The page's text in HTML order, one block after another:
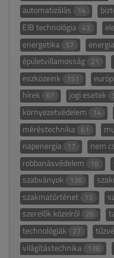
automatizálás 14
EIB technológia 43
energetika 57
épületvillamosság 21
eszközeink 151
hírek 67 jogi esetek
környezetvédelem 14
méréstechnika 61
napenergia 17 nem
robbanásvédelem 16
szabványok 136
szakmatörténet 15
szerelők közelről 26
technológiák 27
világítástechnika 138